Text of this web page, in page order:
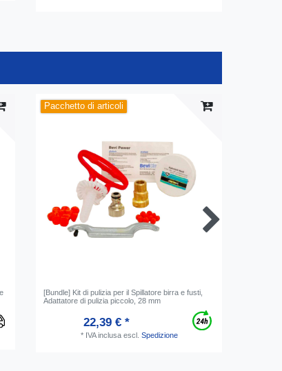
Pacchetto di articoli
[Bundle] Kit di pulizia per il Spillatore birra e fusti,
Adattatore di pulizia piccolo, 28 mm
22,39 € *
* IVA inclusaescl. Spedizione